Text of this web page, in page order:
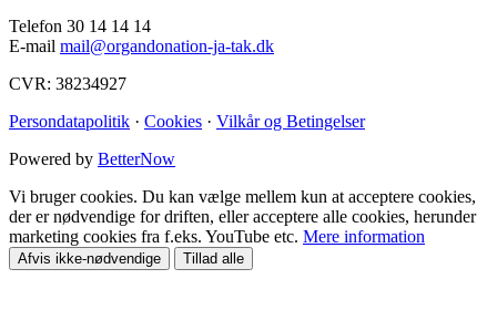
Telefon 30 14 14 14
E-mail mail@organdonation-ja-tak.dk
CVR: 38234927
Persondatapolitik · Cookies · Vilkår og Betingelser
Powered by BetterNow
Vi bruger cookies. Du kan vælge mellem kun at acceptere cookies,
der er nødvendige for driften, eller acceptere alle cookies, herunder
marketing cookies fra f.eks. YouTube etc. Mere information
Afvis ikke-nødvendige Tillad alle